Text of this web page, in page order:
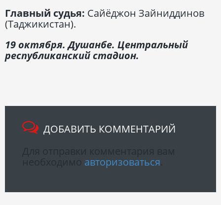
Главный судья: Сайёджон Зайниддинов
(Таджикистан).
19 октября. Душанбе. Центральный
республиканский стадион.
ДОБАВИТЬ КОММЕНТАРИЙ
авторизоваться